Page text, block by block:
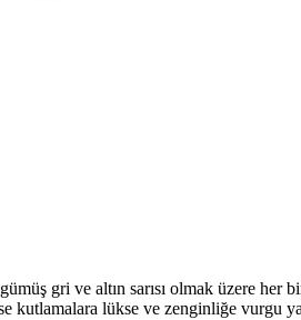
gri ve altın sarısı olmak üzere her
kutlamalara lükse ve zenginliğe vurgu